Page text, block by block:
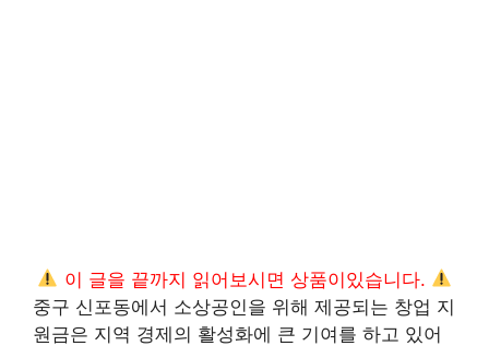
이 글을 끝까지 읽어보시면 상품이있습니다.
중구 신포동에서 소상공인을 위해 제공되는 창업 지
원금은 지역 경제의 활성화에 큰 기여를 하고 있어